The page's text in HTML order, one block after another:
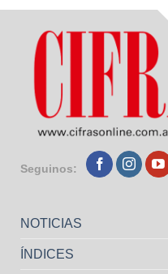
Seguinos:
NOTICIAS
ÍNDICES